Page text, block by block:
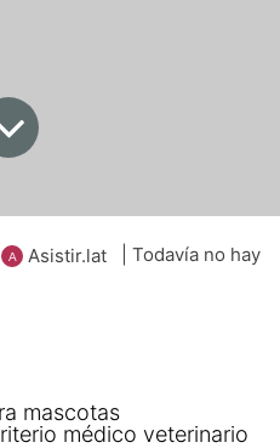
Asistir.lat
| Todavía no hay
mascotas
médico veterinario